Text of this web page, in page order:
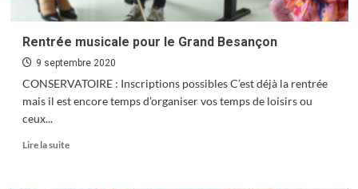
Rentrée musicale pour le Grand Besançon
9 septembre 2020
CONSERVATOIRE : Inscriptions possibles C’est déjà la rentrée
mais il est encore temps d’organiser vos temps de loisirs ou
ceux...
Lire la suiteEn